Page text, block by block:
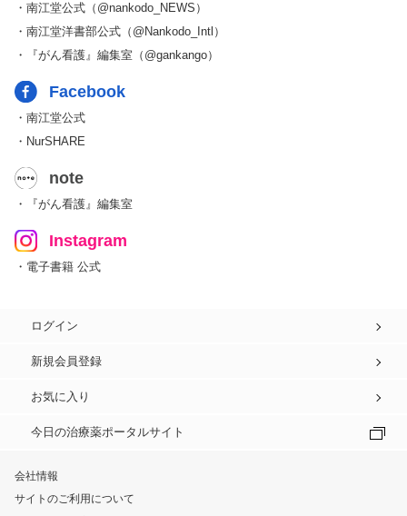
・南江堂公式（@nankodo_NEWS）
・南江堂洋書部公式（@Nankodo_Intl）
・『がん看護』編集室（@gankango）
Facebook
・南江堂公式
・NurSHARE
note
・『がん看護』編集室
Instagram
・電子書籍 公式
ログイン
新規会員登録
お気に入り
今日の治療薬ポータルサイト
会社情報
サイトのご利用について